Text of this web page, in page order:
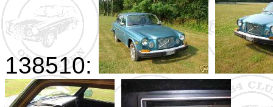
138510: